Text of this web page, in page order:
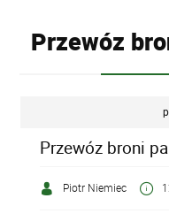
Przewóz
Przewóz broni
Piotr Niemiec